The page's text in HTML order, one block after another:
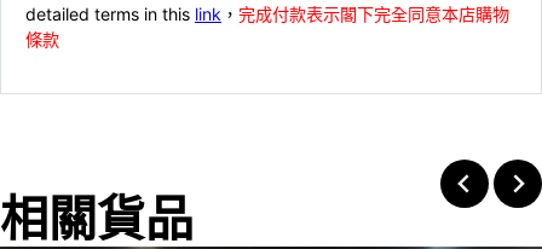
detailed terms in this link ， 完成付款表示閣下完全同意本店購物
條款
相關貨品